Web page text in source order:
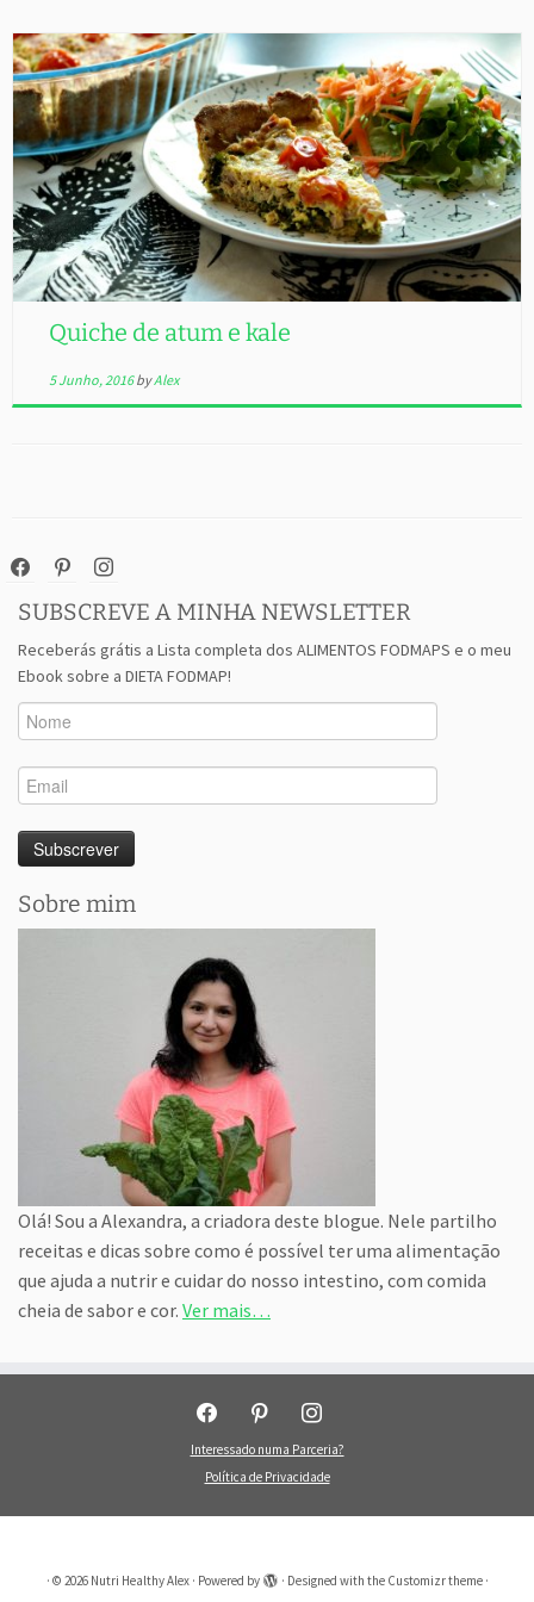
Quiche de atum e kale
5 Junho, 2016 byAlex
facebookpinterestinstagram
SUBSCREVE A MINHA NEWSLETTER
Receberás grátis a Lista completa dos ALIMENTOS FODMAPS e o meu
Ebook sobre a DIETA FODMAP!
Sobre mim
Olá! Sou a Alexandra, a criadora deste blogue. Nele partilho
receitas e dicas sobre como é possível ter uma alimentação
que ajuda a nutrir e cuidar do nosso intestino, com comida
cheia de sabor e cor. Ver mais…
facebook pinterest instagram
Interessado numa Parceria?
Política de Privacidade
· © 2026 Nutri Healthy Alex· Powered by · Designed with the Customizr theme·